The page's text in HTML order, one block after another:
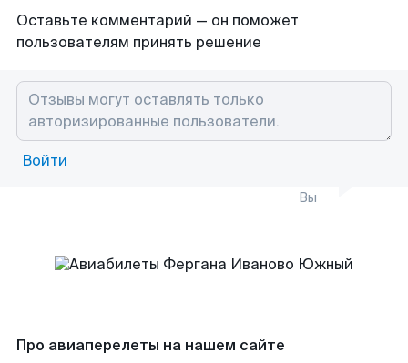
Оставьте комментарий — он поможет
пользователям принять решение
Войти
Вы
Про авиаперелеты на нашем сайте